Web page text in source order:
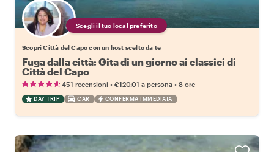
Scegli il tuo local preferito
Scopri Città del Capo con un host scelto da te
Fuga dalla città: Gita di un giorno ai classici di
Città del Capo
451 recensioni • €120.01 a persona • 8 ore
DAY TRIP CAR CONFERMA IMMEDIATA